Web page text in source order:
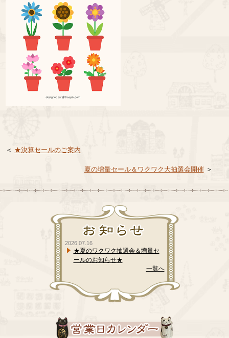
＜ ★決算セールのご案内
夏の増量セール＆ワクワク大抽選会開催＞
2026.07.16
★夏のワクワク抽選会＆増量セ
ールのお知らせ★
一覧へ